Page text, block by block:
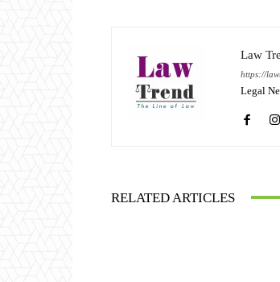
Law
https://
Legal
RELATED ARTICLES